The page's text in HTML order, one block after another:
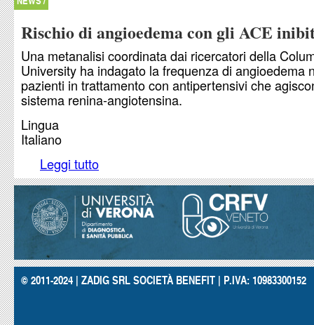
Rischio di angioedema con gli ACE
Una metanalisi coordinata dai ricercatori della
University ha indagato la frequenza di angioedema
pazienti in trattamento con antipertensivi che
sistema renina-angiotensina.
Lingua
Italiano
Leggi tutto
© 2011-2024 | ZADIG SRL SOCIETÀ BENEFIT | P.IVA: 10983300152